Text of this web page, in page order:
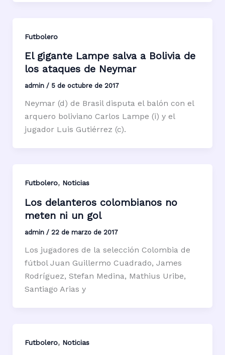
Futbolero
El gigante Lampe salva a Bolivia de
los ataques de Neymar
admin / 5 de octubre de 2017
Neymar (d) de Brasil disputa el balón con el
arquero boliviano Carlos Lampe (i) y el
jugador Luis Gutiérrez (c).
Futbolero, Noticias
Los delanteros colombianos no
meten ni un gol
admin / 22 de marzo de 2017
Los jugadores de la selección Colombia de
fútbol Juan Guillermo Cuadrado, James
Rodríguez, Stefan Medina, Mathius Uribe,
Santiago Arias y
Futbolero, Noticias